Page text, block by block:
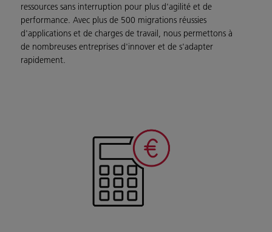
ressources sans interruption pour plus d'agilité et de
performance. Avec plus de 500 migrations réussies
d'applications et de charges de travail, nous permettons à
de nombreuses entreprises d'innover et de s'adapter
rapidement.